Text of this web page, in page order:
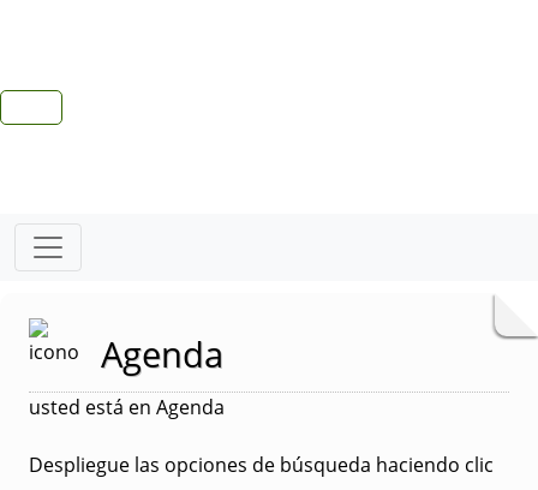
Agenda
usted está en Agenda
Despliegue las opciones de búsqueda haciendo clic